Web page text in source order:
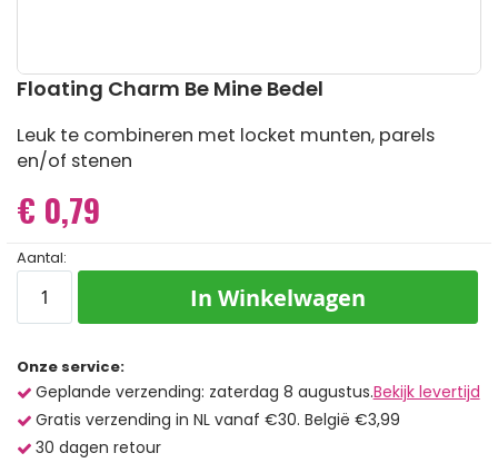
Ga
het
begin
van
afbeeldingen-
gallerij
Floating Charm Be Mine Bedel
Leuk te combineren met locket munten, parels
en/of stenen
€ 0,79
Aantal:
In Winkelwagen
Onze service:
Geplande verzending: zaterdag 8 augustus.Bekijk levertijd
Gratis verzending in NL vanaf €30. België €3,99
30 dagen retour